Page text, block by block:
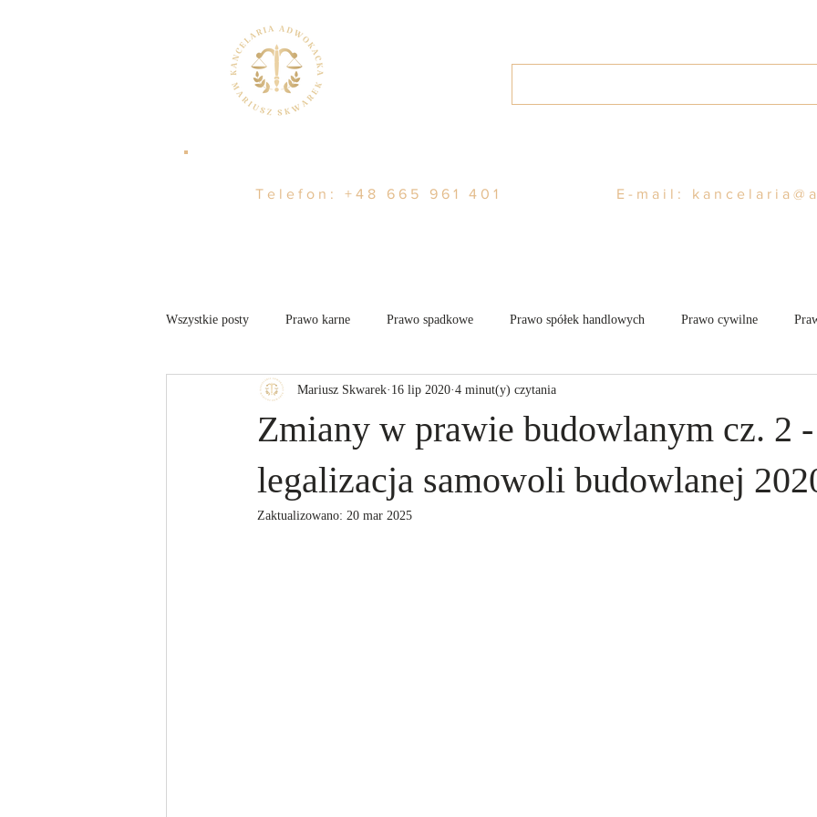
Telefon: +48 665 961 401 E-mail:
Wszystkie posty Prawo karne Prawo spadkowe Prawo spółek handlowych Prawo cywilne
Nieruchomości Aktualności
Zmiany w prawie budowlanym cz. 2 -
legalizacja samowoli budowlanej
Mariusz Skwarek 16 lip 2020 4 minut(y) czytania
Zaktualizowano: 20 mar 2025